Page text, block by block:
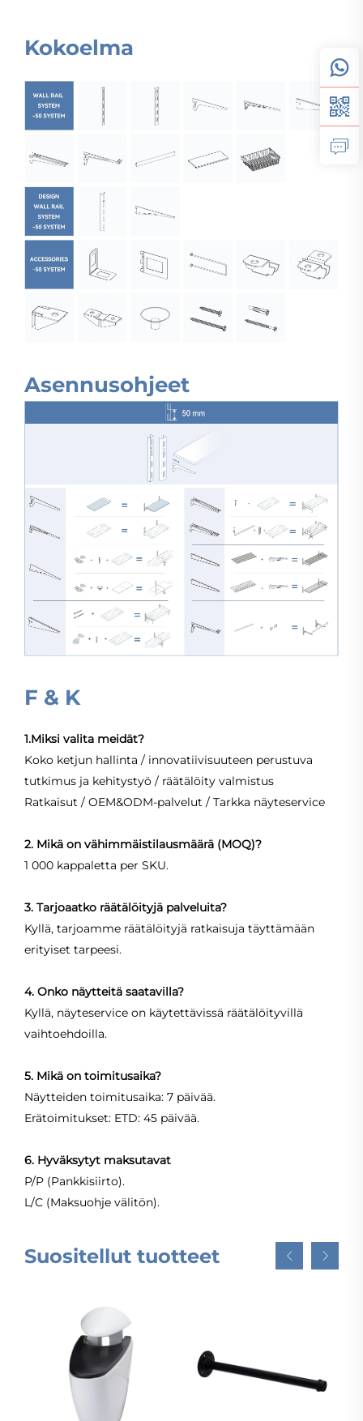
Kokoelma
Asennusohjeet
F & K
1.Miksi valita meidät?
Koko ketjun hallinta / innovatiivisuuteen perustuva
tutkimus ja kehitystyö / räätälöity valmistus
Ratkaisut / OEM&ODM-palvelut / Tarkka näyteservice
2. Mikä on vähimmäistilausmäärä (MOQ)?
1 000 kappaletta per SKU.
3. Tarjoaatko räätälöityjä palveluita?
Kyllä, tarjoamme räätälöityjä ratkaisuja täyttämään
erityiset tarpeesi.
4. Onko näytteitä saatavilla?
Kyllä, näyteservice on käytettävissä räätälöityvillä
vaihtoehdoilla.
5. Mikä on toimitusaika?
Näytteiden toimitusaika: 7 päivää.
Erätoimitukset: ETD: 45 päivää.
6. Hyväksytyt maksutavat
P/P (Pankkisiirto).
L/C (Maksuohje välitön).
Suositellut tuotteet